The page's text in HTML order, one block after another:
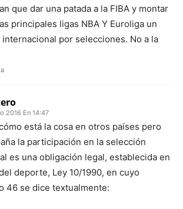
que dar una patada a la FIBA y montar
principales ligas NBA Y Euroliga un
por selecciones. No a la
2016 En 14:47
está la cosa en otros países pero
la participación en la selección
es una obligación legal, establecida en
deporte, Ley 10/1990, en cuyo
46 se dice textualmente: